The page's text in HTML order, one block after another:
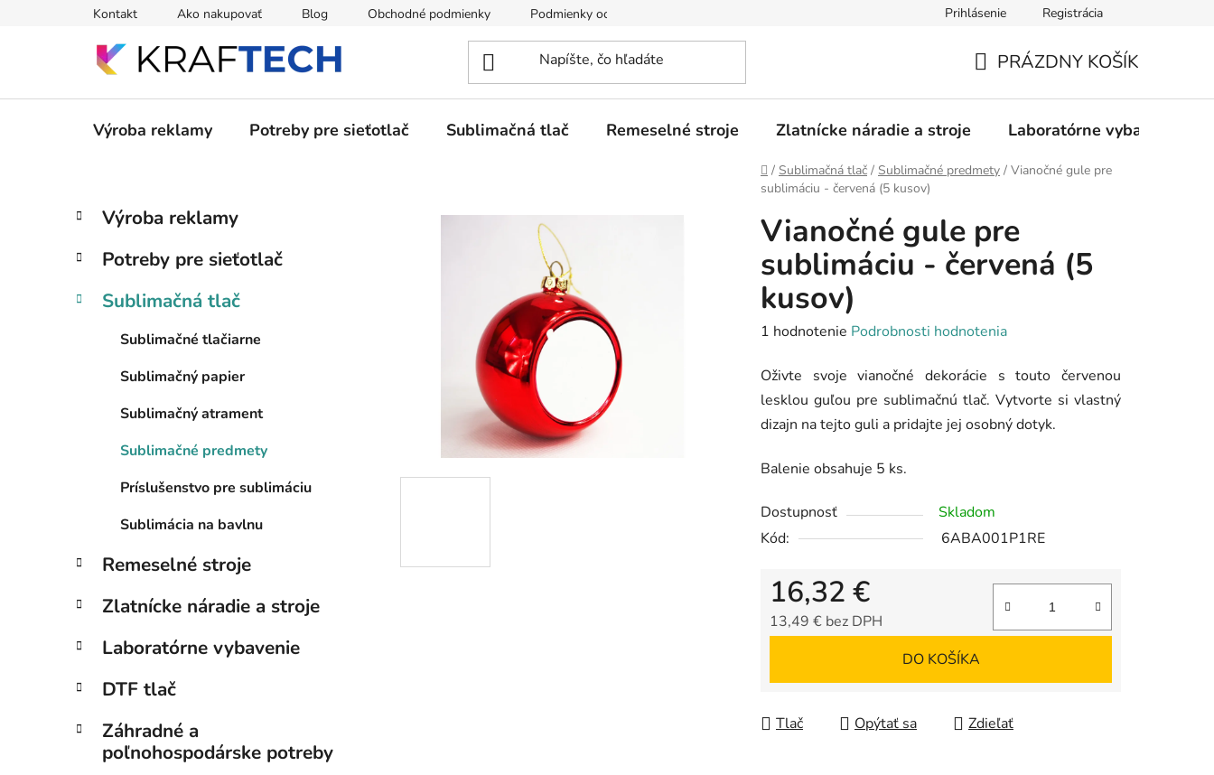
Kontakt Ako nakupovať Blog Obchodné podmienky Podmienky ochrany osobných údajov Prihlásenie Registrácia
KOŠÍK
PRÁZDNY KOŠÍK
Výroba reklamy Potreby pre sieťotlač Sublimačná tlač Remeselné stroje Zlatnícke náradie a stroje Laboratórne vybavenie
Domov
/ Sublimačná tlač / Sublimačné predmety / Vianočné gule pre
sublimáciu - červená (5 kusov)
B
č
ý
Preskočiť
kategórie
K
a
e
ó
Výroba reklamy
Potreby pre sieťotlač
Sublimačná tlač
Sublimačné tlačiarne
Sublimačný papier
Sublimačný atrament
Sublimačné predmety
Príslušenstvo pre sublimáciu
Sublimácia na bavlnu
Remeselné stroje
Zlatnícke náradie a stroje
Laboratórne vybavenie
DTF tlač
Záhradné a
poľnohospodárske potreby
Vianočné gule pre
sublimáciu - červená (5
kusov)
Priemerné
produktu
je
5,0
5
hviezdičiek.
1 hodnotenie Podrobnosti hodnotenia
Oživte svoje vianočné dekorácie s touto červenou
lesklou guľou pre sublimačnú tlač. Vytvorte si vlastný
dizajn na tejto guli a pridajte jej osobný dotyk.
Balenie obsahuje 5 ks.
Dostupnosť
Skladom
Kód:
6ABA001P1RE
16,32 €
13,49 € bez DPH
DO KOŠÍKA
Tlač Opýtať sa Zdieľať